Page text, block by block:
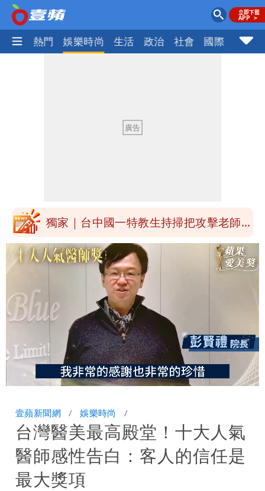
焦點 熱門 娛樂時尚 生活 政治 社會 國際 財經
高希均辭世享耆壽90歲 畢生推動閱讀
布 陸警可能相對低
獨家｜台中國一特教生持掃把攻擊老師
女師右眼虹膜斷裂恐失明
「楊承勳」名字終於公開！被害人父淚喊
「終於能交代」 捐500萬獎學金延續愛
外送專法上路滿2週！Uber Eats曝外送
員收益變化
高希均辭世享耆壽90歲 畢生推動閱讀
與進步觀念
Unmute Loaded:
100.00%
壹蘋新聞網 娛樂時尚
台灣醫美最高殿堂！十大人氣
醫師感性告白：客人的信任是
最大獎項